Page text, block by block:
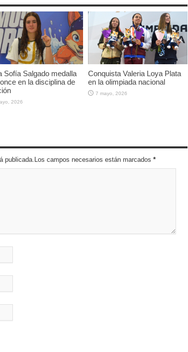
Sofía Salgado medalla
en la disciplina de
2026
Conquista Valeria Loya Plata
en la olimpiada nacional
7 mayo, 2026
publicada.Los campos necesarios están marcados *